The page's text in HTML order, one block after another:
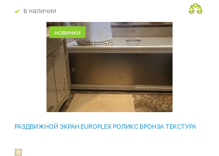
в наличии
новинки
РАЗДВИЖНОЙ ЭКРАН EUROPLEX РОЛИКС БРОНЗА ТЕКСТУРА